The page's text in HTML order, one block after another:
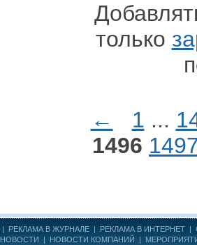
только
← 1 ...
1496
| РЕКЛАМА В ЖУРНАЛЕ | РЕКЛАМА В ИНТЕРНЕТ |
НОВОСТИ | НОВОСТИ КОМПАНИЙ |